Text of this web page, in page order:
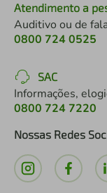
Atendimento a
Auditivo ou de
0800 724 0525
SAC
Informações,
0800 724 7220
Nossas Redes